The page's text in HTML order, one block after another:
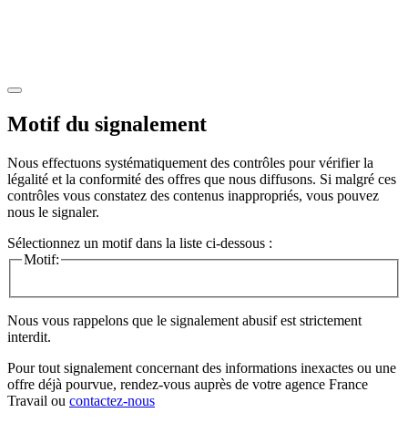
Motif du signalement
Nous effectuons systématiquement des contrôles pour vérifier la
légalité et la conformité des offres que nous diffusons. Si malgré ces
contrôles vous constatez des contenus inappropriés, vous pouvez
nous le signaler.
Sélectionnez un motif dans la liste ci-dessous :
Motif:
Nous vous rappelons que le signalement abusif est strictement
interdit.
Pour tout signalement concernant des informations inexactes ou une
offre déjà pourvue, rendez-vous auprès de votre agence France
Travail ou contactez-nous